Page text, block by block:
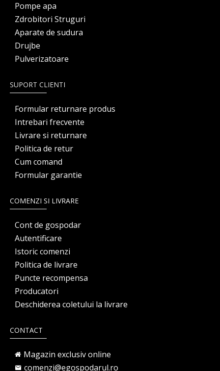
Pompe apa
Zdrobitori Struguri
Aparate de sudura
Drujbe
Pulverizatoare
SUPORT CLIENTI
Formular returnare produs
Intrebari frecvente
Livrare si returnare
Politica de retur
Cum comand
Formular garantie
COMENZI SI LIVRARE
Cont de gospodar
Autentificare
Istoric comenzi
Politica de livrare
Puncte recompensa
Producatori
Deschiderea coletului la livrare
CONTACT
Magazin exclusiv online
comenzi@egospodarul.ro